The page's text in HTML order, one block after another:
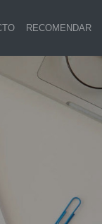
RECOMENDAR